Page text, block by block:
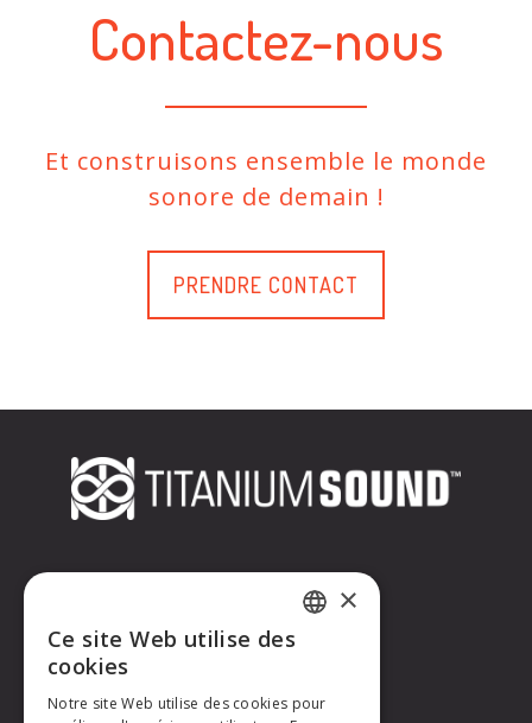
Contactez-nous
Et construisons ensemble le monde
sonore de demain !
PRENDRE CONTACT
CONTACTEZ-NOUS
Titanium Sound
Tél. : +33 (0)6 32 67 07 96
E-mail :contact@titaniumsound.fr
ENGLISH
×
Ce site Web utilise des
cookies
Notre site Web utilise des cookies pour